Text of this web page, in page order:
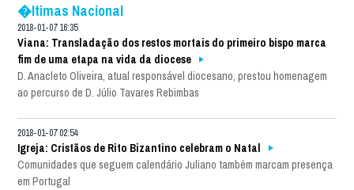
�ltimas Nacional
2018-01-07 16:35
Viana: Transladação dos restos mortais do primeiro bispo marca
fim de uma etapa na vida da diocese
D. Anacleto Oliveira, atual responsável diocesano, prestou homenagem
ao percurso de D. Júlio Tavares Rebimbas
2018-01-07 02:54
Igreja: Cristãos de Rito Bizantino celebram o Natal
Comunidades que seguem calendário Juliano também marcam presença
em Portugal